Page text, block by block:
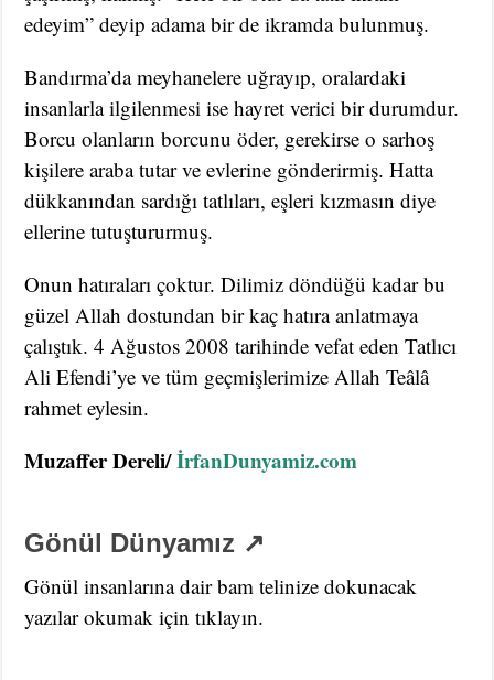
edeyim” deyip adama bir de ikramda bulunmuş.
Bandırma’da meyhanelere uğrayıp, oralardaki
insanlarla ilgilenmesi ise hayret verici bir durumdur.
Borcu olanların borcunu öder, gerekirse o sarhoş
kişilere araba tutar ve evlerine gönderirmiş. Hatta
dükkanından sardığı tatlıları, eşleri kızmasın diye
ellerine tutuştururmuş.
Onun hatıraları çoktur. Dilimiz döndüğü kadar bu
güzel Allah dostundan bir kaç hatıra anlatmaya
çalıştık. 4 Ağustos 2008 tarihinde vefat eden Tatlıcı
Ali Efendi’ye ve tüm geçmişlerimize Allah Teâlâ
rahmet eylesin.
Muzaffer Dereli/İrfanDunyamiz.com
Gönül Dünyamız ↗
Gönül insanlarına dair bam telinize dokunacak
yazılar okumak için tıklayın.